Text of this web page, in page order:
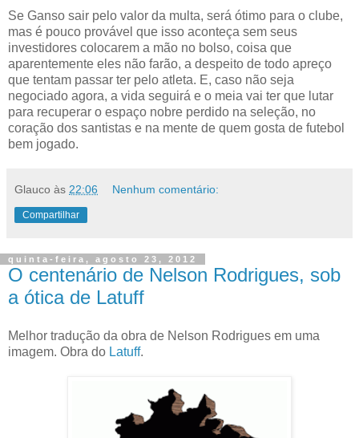
Se Ganso sair pelo valor da multa, será ótimo para o clube,
mas é pouco provável que isso aconteça sem seus
investidores colocarem a mão no bolso, coisa que
aparentemente eles não farão, a despeito de todo apreço
que tentam passar ter pelo atleta. E, caso não seja
negociado agora, a vida seguirá e o meia vai ter que lutar
para recuperar o espaço nobre perdido na seleção, no
coração dos santistas e na mente de quem gosta de futebol
bem jogado.
Glauco às 22:06 Nenhum comentário:
Compartilhar
quinta-feira, agosto 23, 2012
O centenário de Nelson Rodrigues, sob
a ótica de Latuff
Melhor tradução da obra de Nelson Rodrigues em uma
imagem. Obra do Latuff.